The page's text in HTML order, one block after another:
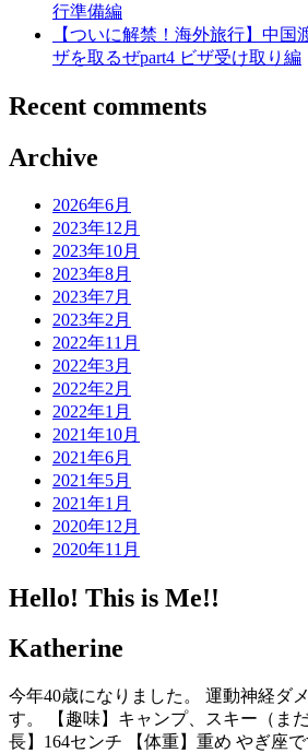
行準備編
【ついに解禁！海外旅行】中
ザを取るぜpart4 ビザ受け取り編
Recent comments
Archive
2026年6月
2023年12月
2023年10月
2023年8月
2023年7月
2023年2月
2022年11月
2022年3月
2022年2月
2022年1月
2021年10月
2021年6月
2021年5月
2021年1月
2020年12月
2020年11月
Hello! This is Me!!
Katherine
今年40歳になりました。 運動神経ダ
す。 【趣味】キャンプ、スキー（ま
長】164センチ 【体重】重め やぎ座で